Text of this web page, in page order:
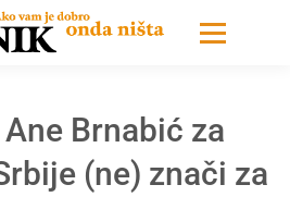
Brnabić za
(ne) znači za